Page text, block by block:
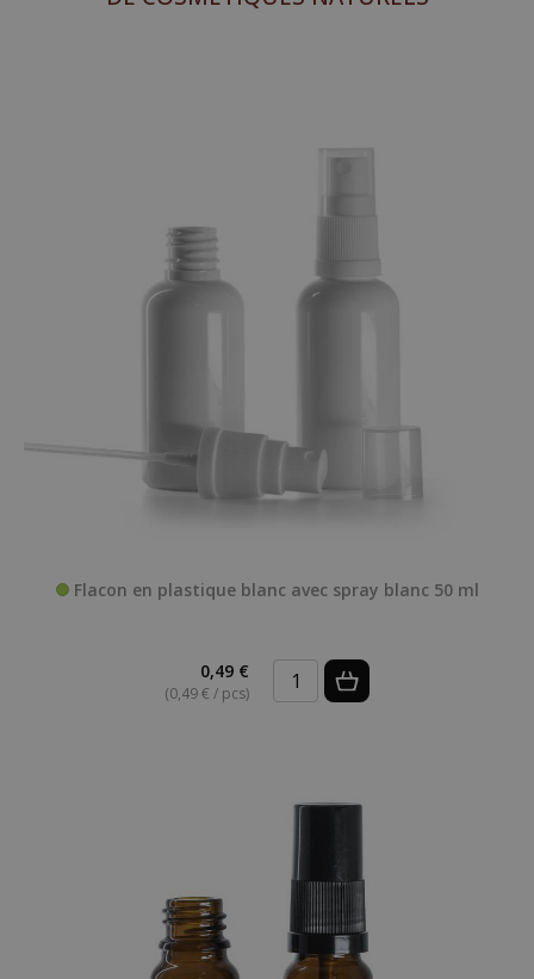
Flacon en plastique blanc avec spray blanc 50 ml
0,49 €
(0,49 € / pcs)